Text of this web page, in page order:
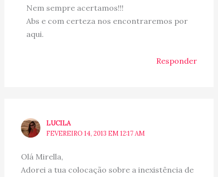
Nem sempre acertamos!!!
Abs e com certeza nos encontraremos por
aqui.
Responder
LUCILA
FEVEREIRO 14, 2013 EM 12:17 AM
Olá Mirella,
Adorei a tua colocação sobre a inexistência de